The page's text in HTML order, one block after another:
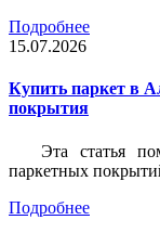
Подробнее
15.07.2026
Купить паркет в
покрытия
Эта статья
паркетных
Подробнее